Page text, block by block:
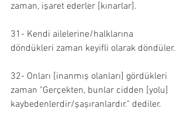
zaman, işaret ederler [kınarlar].
31- Kendi ailelerine/halklarına
döndükleri zaman keyifli olarak döndüler.
32- Onları [inanmış olanları] gördükleri
zaman "Gerçekten, bunlar cidden [yolu]
kaybedenlerdir/şaşıranlardır." dediler.